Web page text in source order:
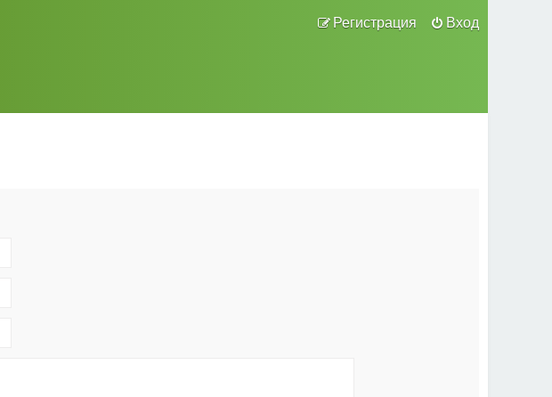
Вход
Регистрация